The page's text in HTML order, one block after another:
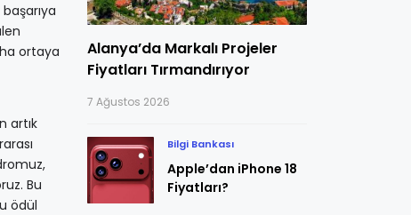
ortaya
artık
Bu
ödül
Alanya’da Markalı Projeler
Fiyatları Tırmandırıyor
7 Ağustos 2026
Bilgi Bankası
Apple’dan iPhone 18
Fiyatları?